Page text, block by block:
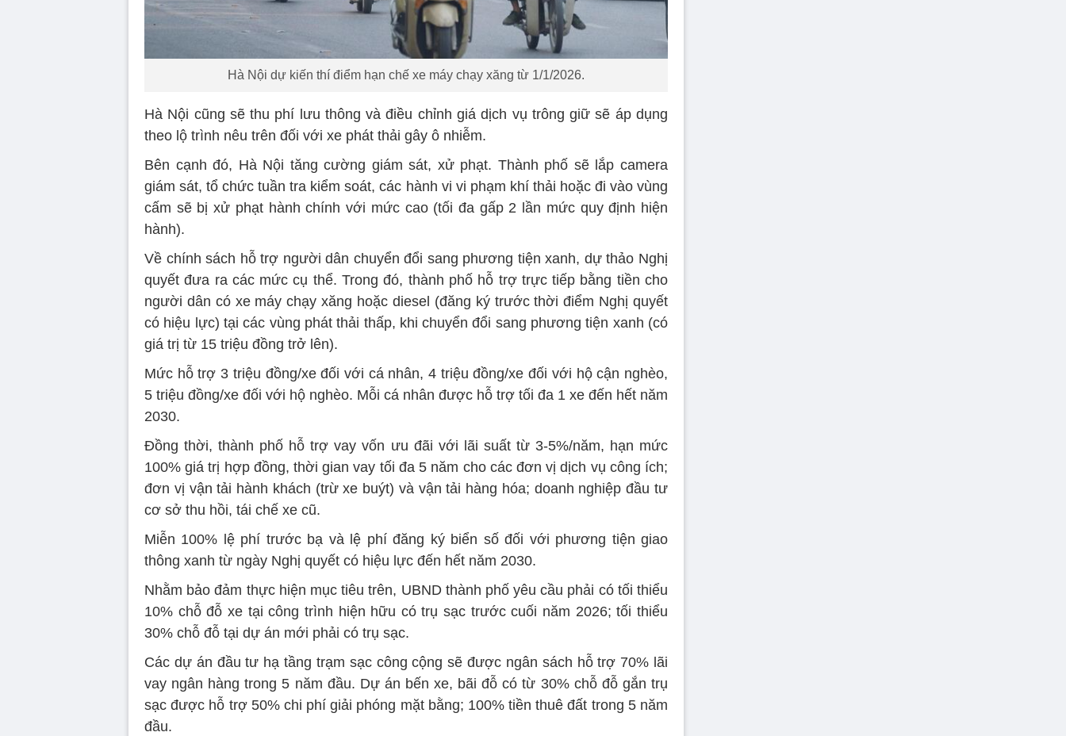
Hà Nội dự kiến thí điểm hạn chế xe máy chạy xăng từ 1/1/2026.
Hà Nội cũng sẽ thu phí lưu thông và điều chỉnh giá dịch vụ trông giữ sẽ áp dụng
theo lộ trình nêu trên đối với xe phát thải gây ô nhiễm.
Bên cạnh đó, Hà Nội tăng cường giám sát, xử phạt. Thành phố sẽ lắp camera
giám sát, tổ chức tuần tra kiểm soát, các hành vi vi phạm khí thải hoặc đi vào vùng
cấm sẽ bị xử phạt hành chính với mức cao (tối đa gấp 2 lần mức quy định hiện
hành).
Về chính sách hỗ trợ người dân chuyển đổi sang phương tiện xanh, dự thảo Nghị
quyết đưa ra các mức cụ thể. Trong đó, thành phố hỗ trợ trực tiếp bằng tiền cho
người dân có xe máy chạy xăng hoặc diesel (đăng ký trước thời điểm Nghị quyết
có hiệu lực) tại các vùng phát thải thấp, khi chuyển đổi sang phương tiện xanh (có
giá trị từ 15 triệu đồng trở lên).
Mức hỗ trợ 3 triệu đồng/xe đối với cá nhân, 4 triệu đồng/xe đối với hộ cận nghèo,
5 triệu đồng/xe đối với hộ nghèo. Mỗi cá nhân được hỗ trợ tối đa 1 xe đến hết năm
2030.
Đồng thời, thành phố hỗ trợ vay vốn ưu đãi với lãi suất từ 3-5%/năm, hạn mức
100% giá trị hợp đồng, thời gian vay tối đa 5 năm cho các đơn vị dịch vụ công ích;
đơn vị vận tải hành khách (trừ xe buýt) và vận tải hàng hóa; doanh nghiệp đầu tư
cơ sở thu hồi, tái chế xe cũ.
Miễn 100% lệ phí trước bạ và lệ phí đăng ký biển số đối với phương tiện giao
thông xanh từ ngày Nghị quyết có hiệu lực đến hết năm 2030.
Nhằm bảo đảm thực hiện mục tiêu trên, UBND thành phố yêu cầu phải có tối thiểu
10% chỗ đỗ xe tại công trình hiện hữu có trụ sạc trước cuối năm 2026; tối thiểu
30% chỗ đỗ tại dự án mới phải có trụ sạc.
Các dự án đầu tư hạ tầng trạm sạc công cộng sẽ được ngân sách hỗ trợ 70% lãi
vay ngân hàng trong 5 năm đầu. Dự án bến xe, bãi đỗ có từ 30% chỗ đỗ gắn trụ
sạc được hỗ trợ 50% chi phí giải phóng mặt bằng; 100% tiền thuê đất trong 5 năm
đầu.